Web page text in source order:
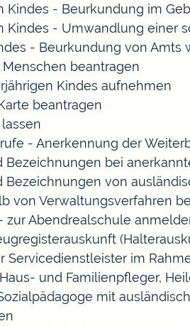
Kindes - Beurkundung im
Kindes - Umwandlung einer
- Beurkundung von Amts
beantragen
Kindes aufnehmen
beantragen
- Anerkennung der
Bezeichnungen bei
Bezeichnungen von
von Verwaltungsverfahren
Abendrealschule
Servicedienstleister im
und Familienpfleger,
mit